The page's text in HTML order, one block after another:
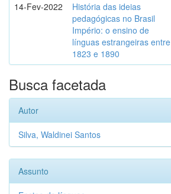
14-Fev-2022
História das ideias
pedagógicas no Brasil
Império: o ensino de
línguas estrangeiras entre
1823 e 1890
Busca facetada
Autor
Silva, Waldinei Santos
Assunto